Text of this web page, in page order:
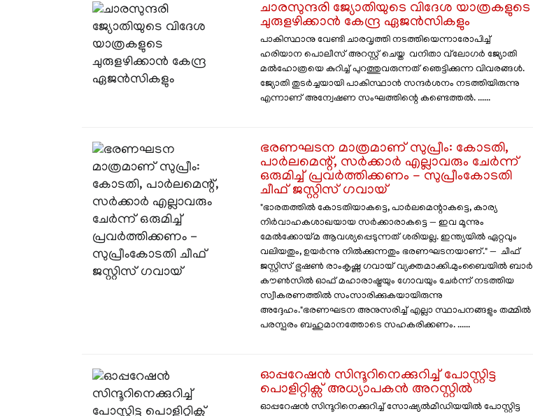
ചാരസുന്ദരി ജ്യോതിയുടെ വിദേശ യാത്രകളുടെ
ചുരുളഴിക്കാൻ കേന്ദ്ര ഏജൻസികളും
പാകിസ്ഥാനു വേണ്ടി ചാരവൃത്തി നടത്തിയെന്നാരോപിച്ച്
ഹരിയാന പൊലീസ് അറസ്റ്റ് ചെയ്ത വനിതാ വ്‍ലോഗർ ജ്യോതി
മൽഹോത്രയെ കുറിച്ച് പുറത്തുവരുന്നത് ഞെട്ടിക്കുന്ന വിവരങ്ങൾ.
ജ്യോതി തുടർച്ചയായി പാകിസ്ഥാൻ സന്ദർശനം നടത്തിയിരുന്നു
എന്നാണ് അന്വേഷണ സംഘത്തിന്റെ കണ്ടെത്തൽ. ......
ഭരണഘടന മാത്രമാണ് സുപ്രീം: കോടതി,
പാർലമെന്റ്, സർക്കാർ എല്ലാവരും ചേർന്ന്
ഒരുമിച്ച് പ്രവർത്തിക്കണം - സുപ്രീംകോടതി
ചീഫ് ജസ്റ്റിസ് ഗവായ്
"ഭാരതത്തിൽ കോടതിയാകട്ടെ, പാർലമെന്റാകട്ടെ, കാര്യ
നിർവാഹകശാഖയായ സർക്കാരാകട്ടെ — ഇവ മൂന്നും
മേൽക്കോയ്മ ആവശ്യപ്പെടുന്നത് ശരിയല്ല. ഇന്ത്യയിൽ ഏറ്റവും
വലിയതും, ഉയർന്നു നിൽക്കുന്നതും ഭരണഘടനയാണ്." — ചീഫ്
ജസ്റ്റിസ് ഭുഷൺ രാംകൃഷ്ണ ഗവായ് വ്യക്തമാക്കി.മുംബൈയിൽ ബാർ
കൗൺസിൽ ഓഫ് മഹാരാഷ്ട്രയും ഗോവയും ചേർന്ന് നടത്തിയ
സ്വീകരണത്തിൽ സംസാരിക്കുകയായിരുന്നു
അദ്ദേഹം."ഭരണഘടന അനുസരിച്ച് എല്ലാ സ്ഥാപനങ്ങളും തമ്മിൽ
പരസ്പരം ബഹുമാനത്തോടെ സഹകരിക്കണം. ......
ഓപ്പറേഷൻ സിന്ദൂറിനെക്കുറിച്ച് പോസ്റ്റിട്ട
പൊളിറ്റിക്സ് അധ്യാപകൻ അറസ്റ്റിൽ
ഓപ്പറേഷൻ സിന്ദൂറിനെക്കുറിച്ച് സോഷ്യൽമീഡിയയിൽ പോസ്റ്റിട്ട